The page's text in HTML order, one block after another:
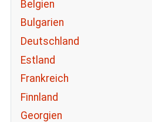
Belgien
Bulgarien
Deutschland
Estland
Frankreich
Finnland
Georgien